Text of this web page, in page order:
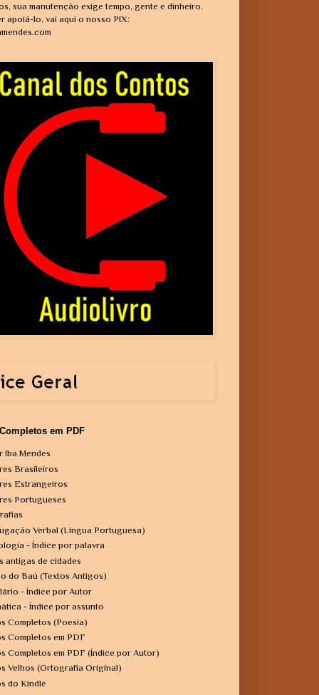
sua manutenção exige tempo, gente e dinheiro.
apoiá-lo, vai aqui o nosso PIX:
em PDF
Iba Mendes
Brasileiros
Estrangeiros
Portugueses
Verbal (Língua Portuguesa)
- Índice por palavra
antigas de cidades
do Baú (Textos Antigos)
- Índice por Autor
- Índice por assunto
Completos (Poesia)
Completos em PDF
Completos em PDF (Índice por Autor)
Velhos (Ortografia Original)
do Kindle